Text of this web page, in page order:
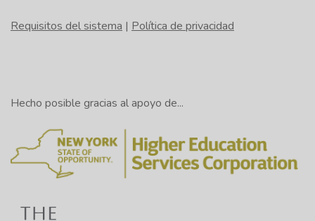
Requisitos del sistema | Política de privacidad
Hecho posible gracias al apoyo de...